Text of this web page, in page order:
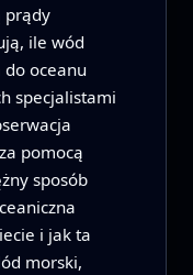
prądy
ile wód
oceanu
specjalistami
pomocą
sposób
i jak ta
morski,